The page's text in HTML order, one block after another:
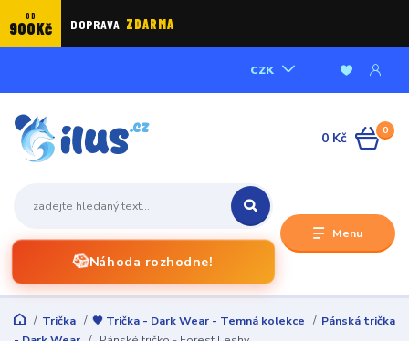
OD
900Kč DOPRAVA ZDARMA
Menu
CZK
🎲Náhoda rozhodne!
0
0 Kč
Trička 🖤 Trička - Dark Wear - Temná kolekce
Pánská trička